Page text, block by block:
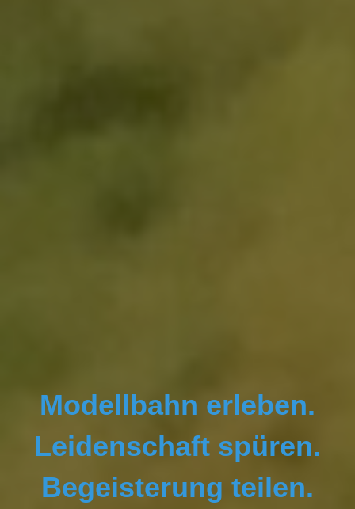
Modellbahn erleben.
Leidenschaft spüren.
Begeisterung teilen.